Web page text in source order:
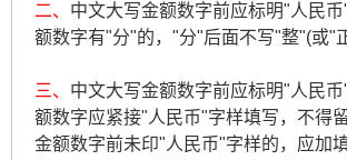
二、 中文大写金额数字前应标明"人民
额数字有"分"的，"分"后面不写"整"(或"
三、 中文大写金额数字前应标明"人民
额数字应紧接"人民币"字样填写，不得
金额数字前未印"人民币"字样的，应加